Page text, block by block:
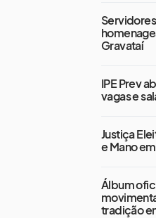
Gravataí
IPE Prev
vagas e
Justiça
e Mano
Álbum
tradição